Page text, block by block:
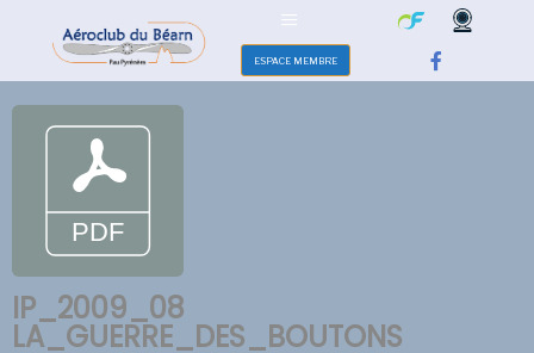
ESPACE MEMBRE
IP_2009_08
LA_GUERRE_DES_BOUTONS